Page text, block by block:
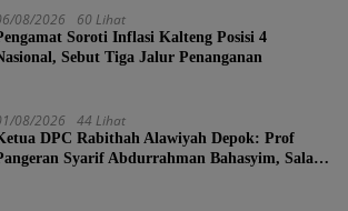
08/2026 60 Lihat
Soroti Inflasi Kalteng Posisi 4
Sebut Tiga Jalur Penanganan
08/2026 44 Lihat
DPC Rabithah Alawiyah Depok: Prof
Syarif Abdurrahman Bahasyim, Salah